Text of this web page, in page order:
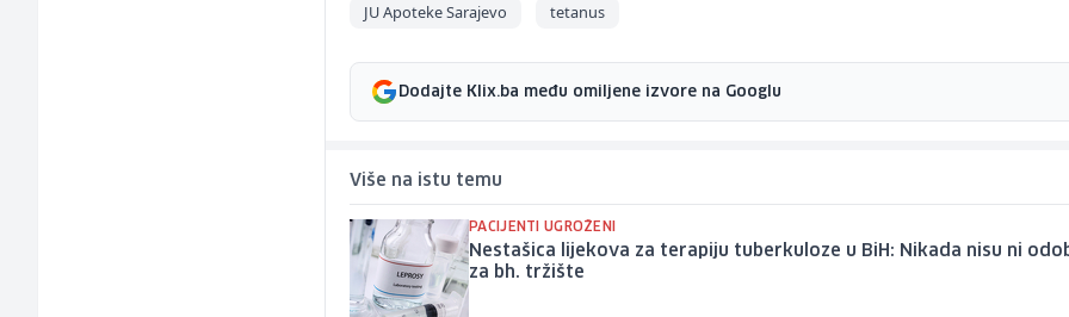
JU Apoteke Sarajevo tetanus
Dodajte Klix.ba među omiljene izvore na Googlu
Više na istu temu
PACIJENTI UGROŽENI
Nestašica lijekova za terapiju tuberkuloze u BiH: Nikada nisu ni
za bh. tržište